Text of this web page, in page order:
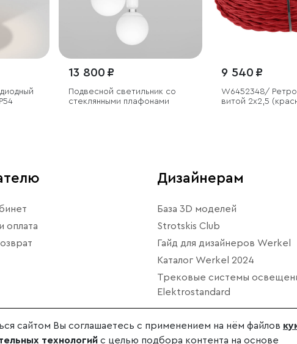
13 800 ₽
Подвесной светильник со
стеклянными плафонами
9 540 ₽
W6452348/
витой 2х2,5
оплата
Дизайнерам
База 3D моделей
Strotskis Club
Гайд для дизайнеров Werkel
Каталог Werkel 2024
Трековые системы
Elektrostandard
сайтом Вы соглашаетесь с применением на нём файлов
технологий с целью подбора контента на основе